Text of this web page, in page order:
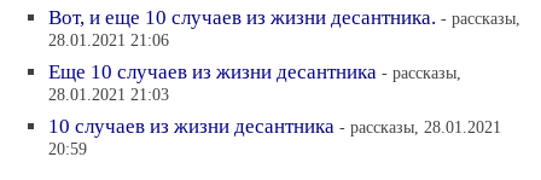
Вот, и еще 10 случаев из жизни десантника. - рассказы,
28.01.2021 21:06
Еще 10 случаев из жизни десантника - рассказы,
28.01.2021 21:03
10 случаев из жизни десантника - рассказы, 28.01.2021
20:59